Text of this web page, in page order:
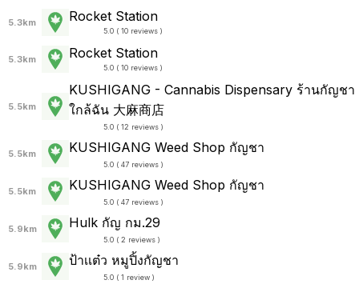
5.3km Rocket Station
5.0 ( 10 reviews )
5.3km Rocket Station
5.0 ( 10 reviews )
5.5km
KUSHIGANG - Cannabis Dispensary ร้านกัญชา
ใกล้ฉัน 大麻商店
5.0 ( 12 reviews )
5.5km KUSHIGANG Weed Shop กัญชา
5.0 ( 47 reviews )
5.5km KUSHIGANG Weed Shop กัญชา
5.0 ( 47 reviews )
5.9km Hulk กัญ กม.29
5.0 ( 2 reviews )
5.9km ป้าเเต๋ว หมูปิ้งกัญชา
5.0 ( 1 review )